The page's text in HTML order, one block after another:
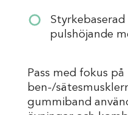
pulshöjande
Pass med fokus
ben-/
gummiband